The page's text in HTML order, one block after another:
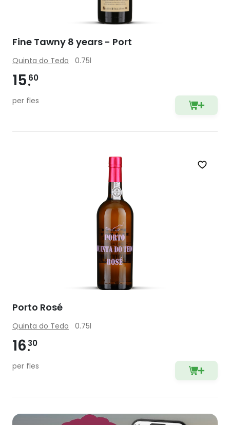
Fine Tawny 8 years - Port
Quinta do Tedo 0.75l
15 60
per fles
Zet
Porto Rosé
Quinta do Tedo 0.75l
16 30
per fles